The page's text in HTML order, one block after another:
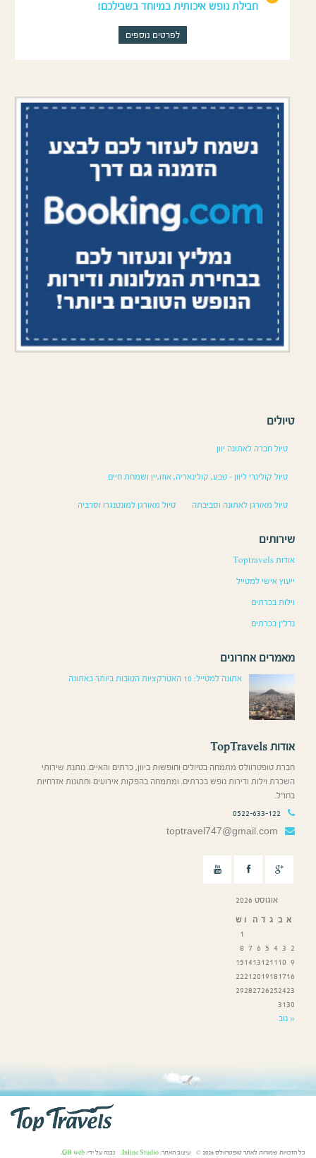
חבילת נופש איכותית במיוחד בשבילכם!
לפרטים נוספים
טיולים
טיול חברה לאתונה יוון
טיול קולינרי ליוון – טבע, קולינאריה, אוזו,יין ושמחת חיים
טיול מאורגן לאתונה וסביבתה טיול מאורגן למונטנגרו וסרביה
שירותים
אודות Toptravels
ייעוץ אישי למטייל
וילות בכרתים
נדל”ן בכרתים
מאמרים אחרונים
אתונה למטייל: 10 האטרקציות הטובות ביותר באתונה
אודות TopTravels
חברת טופטרוולס מתמחה בטיולים וחופשות ביוון, כרתים והאיים. נותנת שירותי
השכרת וילות ודירות נופש בכרתים. ומתמחה בהפקות אירועים וחתונות אזרחיות
בחו”ל.
0522-633-122
toptravel747@gmail.com
אוגוסט 2026
א ב ג ד ה ו ש
1
2
3
4
5
6
7
8
9
10
11
12
13
14
15
16
17
18
19
20
21
22
23
24
25
26
27
28
29
30
31
« נוב
כל הזכויות שמורות לאתר טופטרוולס 2026 © עיצוב האתר: Inline Studio. נבנה על ידי: GB web
.